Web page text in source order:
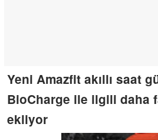
Yeni Amazfit akıllı saat
BioCharge ile ilgili daha
ekliyor